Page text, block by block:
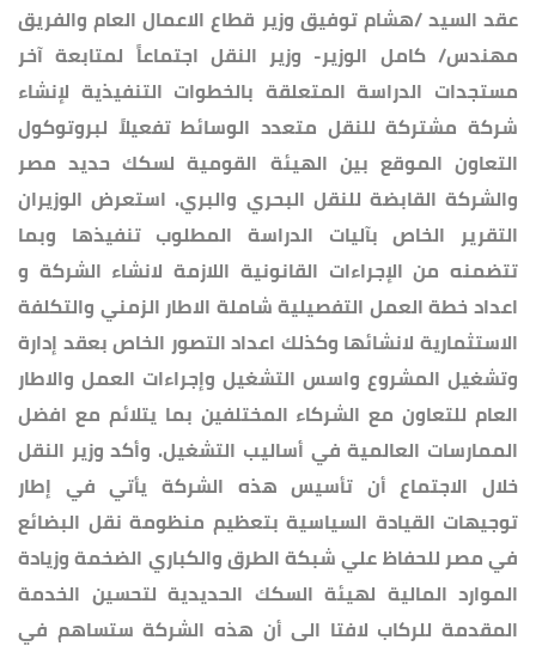
عقد السيد /هشام توفيق وزير قطاع الاعمال العام والفريق
مهندس/ كامل الوزير- وزير النقل اجتماعاً لمتابعة آخر
مستجدات الدراسة المتعلقة بالخطوات التنفيذية لإنشاء
شركة مشتركة للنقل متعدد الوسائط تفعيلاً لبروتوكول
التعاون الموقع بين الهيئة القومية لسكك حديد مصر
والشركة القابضة للنقل البحري والبري. استعرض الوزيران
التقرير الخاص بآليات الدراسة المطلوب تنفيذها وبما
تتضمنه من الإجراءات القانونية اللازمة لانشاء الشركة و
اعداد خطة العمل التفصيلية شاملة الاطار الزمني والتكلفة
الاستثمارية لانشائها وكذلك اعداد التصور الخاص بعقد إدارة
وتشغيل المشروع واسس التشغيل وإجراءات العمل والاطار
العام للتعاون مع الشركاء المختلفين بما يتلائم مع افضل
الممارسات العالمية في أساليب التشغيل. وأكد وزير النقل
خلال الاجتماع أن تأسيس هذه الشركة يأتي في إطار
توجيهات القيادة السياسية بتعظيم منظومة نقل البضائع
في مصر للحفاظ علي شبكة الطرق والكباري الضخمة وزيادة
الموارد المالية لهيئة السكك الحديدية لتحسين الخدمة
المقدمة للركاب لافتا الى أن هذه الشركة ستساهم في